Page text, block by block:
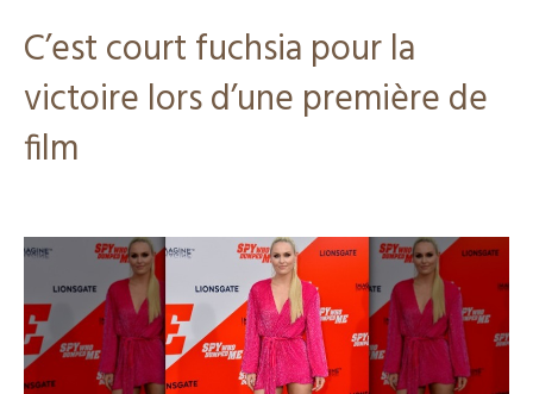
C’est court fuchsia pour la
victoire lors d’une première de
film